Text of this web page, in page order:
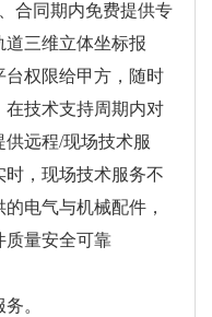
合同期内免费提供专
道三维立体坐标报
台权限给甲方，随时
在技术支持周期内对
远程/现场技术服
，现场技术服务不
电气与机械配件，
质量安全可靠
。